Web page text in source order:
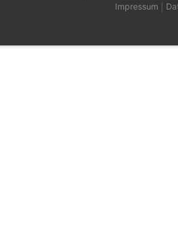
Impressum